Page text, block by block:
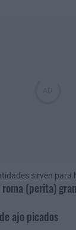
sirven para
(perita)
ajo picados